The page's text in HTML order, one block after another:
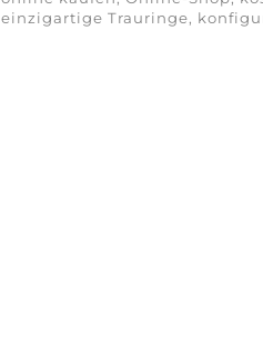
einzigartige Trauringe,